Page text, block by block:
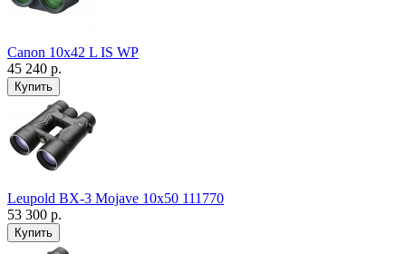
Canon 10x42 L IS WP
45 240 р.
Leupold BX-3 Mojave 10x50 111770
53 300 р.